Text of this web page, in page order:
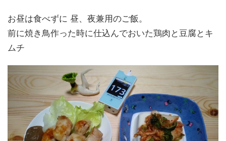
お昼は食べずに 昼、夜兼用のご飯。
前に焼き鳥作った時に仕込んでおいた鶏肉と豆腐とキ
ムチ